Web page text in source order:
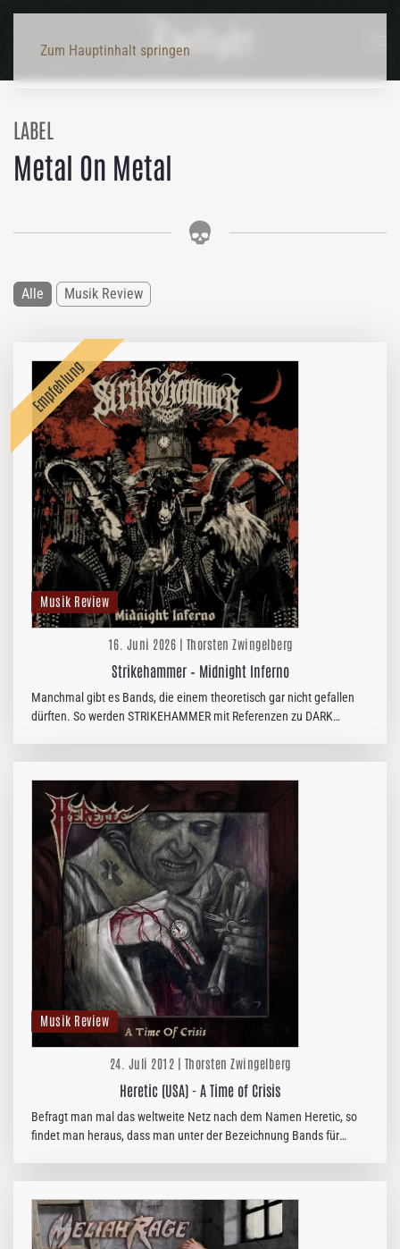
Zum Hauptinhalt springen
LABEL
Metal On Metal
Alle Musik Review
Musik Review
16. Juni 2026 | Thorsten Zwingelberg
Strikehammer – Midnight Inferno
Manchmal gibt es Bands, die einem theoretisch gar nicht gefallen
dürften. So werden STRIKEHAMMER mit Referenzen zu DARK
Musik Review
24. Juli 2012 | Thorsten Zwingelberg
Heretic (USA) - A Time of Crisis
Befragt man mal das weltweite Netz nach dem Namen Heretic, so
findet man heraus, dass man unter der Bezeichnung Bands für